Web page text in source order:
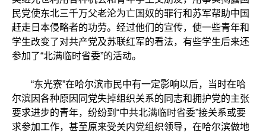
民党使东北三千万父老沦为亡国奴的罪行和苏军帮助中国
赶走日本侵略者的功劳。经过他们的宣传，使一些青年和
学生改变了对共产党及苏联红军的看法，有些学生后来还
参加了“北满临时省委”的活动。
“东光寮”在哈尔滨市民中有一定影响以后，当时在哈
尔滨因各种原因同党失掉组织关系的同志和拥护党的主张
要求进步的青年，纷纷到“中共北满临时省委”接关系或要
求参加工作，甚至原来受关内党组织领导，在哈尔滨做地